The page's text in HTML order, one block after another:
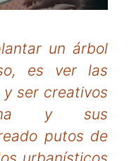
un árbol
es ver las
ser creativos
y sus
putos de